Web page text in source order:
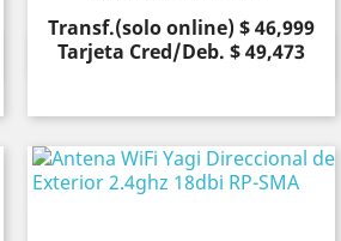
Precio
Transf.(solo online) $ 46,999
Tarjeta Cred/Deb. $ 49,473
Vista rápida